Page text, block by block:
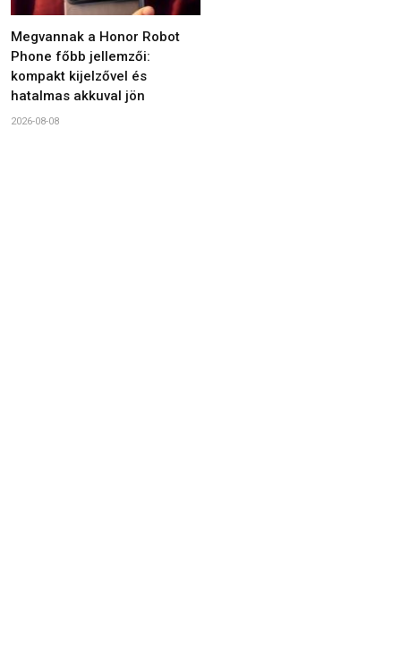
Megvannak a Honor Robot
Phone főbb jellemzői:
kompakt kijelzővel és
hatalmas akkuval jön
2026-08-08